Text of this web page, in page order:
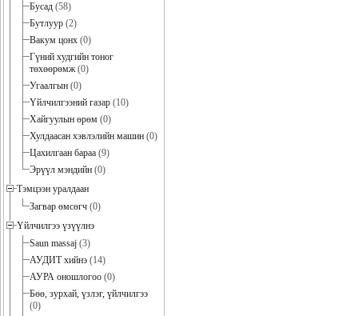
Бусад (58)
Бутлуур (2)
Вакум цонх (0)
Гүний худгийн тоног
төхөөрөмж(0)
Угаалгын (0)
Үйлчилгээний газар (10)
Хайгуулын өрөм (0)
Хулдаасан хэвлэлийн машин (0)
Цахилгаан бараа (9)
Эрүүл мэндийн (0)
Тэмцээн уралдаан
Загвар өмсөгч (0)
Үйлчилгээ үзүүлнэ
Saun massaj (3)
АУДИТ хийнэ (14)
АУРА оношлогоо (0)
Бөө, зурхай, үзлэг, үйлчилгээ
(0)